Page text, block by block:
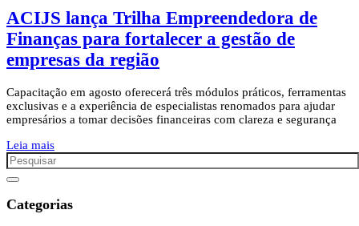
ACIJS lança Trilha Empreendedora de
Finanças para fortalecer a gestão de
empresas da região
Capacitação em agosto oferecerá três módulos práticos, ferramentas
exclusivas e a experiência de especialistas renomados para ajudar
empresários a tomar decisões financeiras com clareza e segurança
Leia mais
Categorias